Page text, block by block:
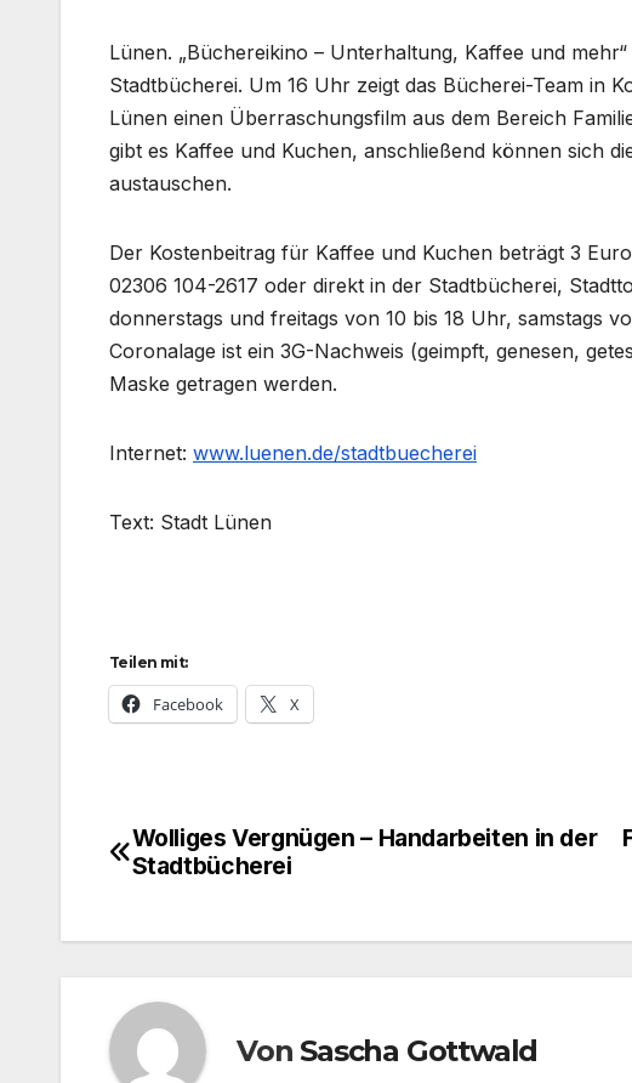
Lünen. „Büchereikino – Unterhaltung, Kaffee und
Stadtbücherei. Um 16 Uhr zeigt das Bücherei-Team in
Lünen einen Überraschungsfilm aus dem Bereich
gibt es Kaffee und Kuchen, anschließend können sich
austauschen.
Der Kostenbeitrag für Kaffee und Kuchen beträgt 3
02306 104-2617 oder direkt in der Stadtbücherei,
donnerstags und freitags von 10 bis 18 Uhr, samstags
Coronalage ist ein 3G-Nachweis (geimpft, genesen,
Maske getragen werden.
Internet: www.luenen.de/stadtbuecherei
Text: Stadt Lünen
Teilen mit:
Facebook X
Beitragsnavigation
Wolliges Vergnügen – Handarbeiten in der
Stadtbücherei
Von Sascha Gottwald